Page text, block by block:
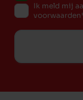
Ik meld mij
voorwaarden